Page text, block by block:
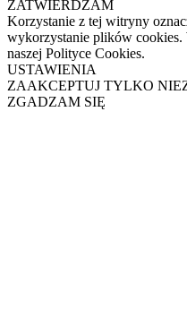
ZATWIERDZAM
Korzystanie z tej witryny
wykorzystanie plików cookies.
naszej Polityce Cookies.
USTAWIENIA
ZAAKCEPTUJ TYLKO
ZGADZAM SIĘ